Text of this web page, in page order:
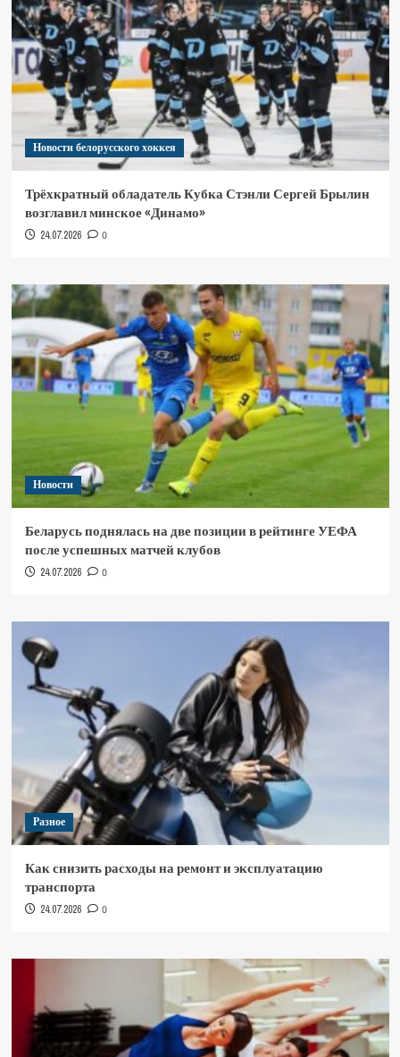
Новости белорусского хоккея
Трёхкратный обладатель Кубка Стэнли Сергей Брылин
возглавил минское «Динамо»
24.07.2026 0
Новости
Беларусь поднялась на две позиции в рейтинге УЕФА
после успешных матчей клубов
24.07.2026 0
Разное
Как снизить расходы на ремонт и эксплуатацию
транспорта
24.07.2026 0